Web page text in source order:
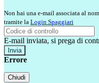
Non hai una e-mail associata al
tramite la Login Spaggiari
E-mail inviata, si prega di
Errore
Chiudi